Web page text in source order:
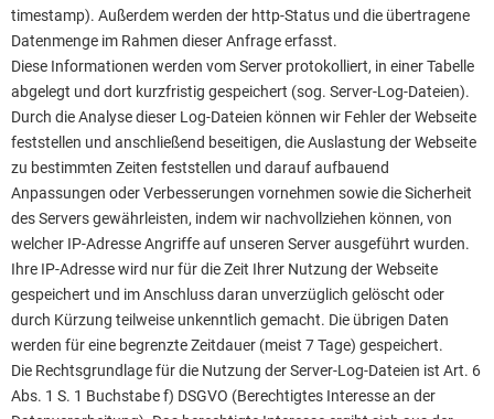
timestamp). Außerdem werden der http-Status und die übertragene
Datenmenge im Rahmen dieser Anfrage erfasst.
Diese Informationen werden vom Server protokolliert, in einer Tabelle
abgelegt und dort kurzfristig gespeichert (sog. Server-Log-Dateien).
Durch die Analyse dieser Log-Dateien können wir Fehler der Webseite
feststellen und anschließend beseitigen, die Auslastung der Webseite
zu bestimmten Zeiten feststellen und darauf aufbauend
Anpassungen oder Verbesserungen vornehmen sowie die Sicherheit
des Servers gewährleisten, indem wir nachvollziehen können, von
welcher IP-Adresse Angriffe auf unseren Server ausgeführt wurden.
Ihre IP-Adresse wird nur für die Zeit Ihrer Nutzung der Webseite
gespeichert und im Anschluss daran unverzüglich gelöscht oder
durch Kürzung teilweise unkenntlich gemacht. Die übrigen Daten
werden für eine begrenzte Zeitdauer (meist 7 Tage) gespeichert.
Die Rechtsgrundlage für die Nutzung der Server-Log-Dateien ist Art. 6
Abs. 1 S. 1 Buchstabe f) DSGVO (Berechtigtes Interesse an der